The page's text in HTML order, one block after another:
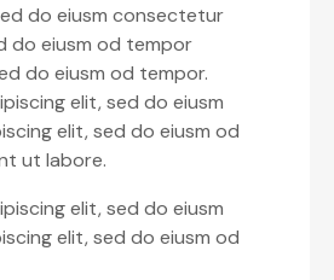
do eiusm consectetur
do eiusm od tempor
do eiusm od tempor.
elit, sed do eiusm
elit, sed do eiusm od
ut labore.
elit, sed do eiusm
elit, sed do eiusm od